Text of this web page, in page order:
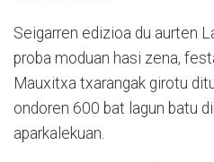
Seigarren edizioa du aurten
proba moduan hasi zena,
Mauxitxa txarangak girotu
ondoren 600 bat lagun batu
aparkalekuan.